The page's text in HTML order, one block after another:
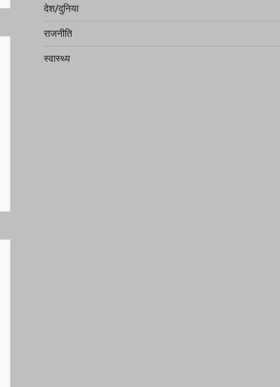
देश/दुनिया
राजनीति
स्वास्थ्य